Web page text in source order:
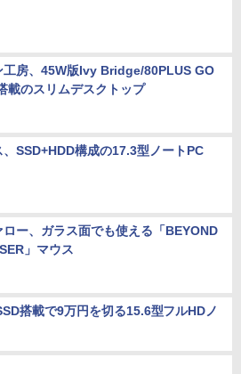
工房、45W版Ivy Bridge/80PLUS GO
載のスリムデスクトップ
、SSD+HDD構成の17.3型ノートPC
ロー、ガラス面でも使える「BEYOND
」マウス
搭載で9万円を切る15.6型フルHDノ